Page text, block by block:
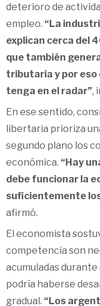
deterioro de
empleo. “La
explican cerca del
que también
tributaria y por eso
tenga en el radar”,
En ese sentido,
libertaria prioriza
segundo plano los
económica. “Hay
debe funcionar la
suficientemente
afirmó.
El economista
competencia son
acumuladas
podría haberse
gradual. “Los